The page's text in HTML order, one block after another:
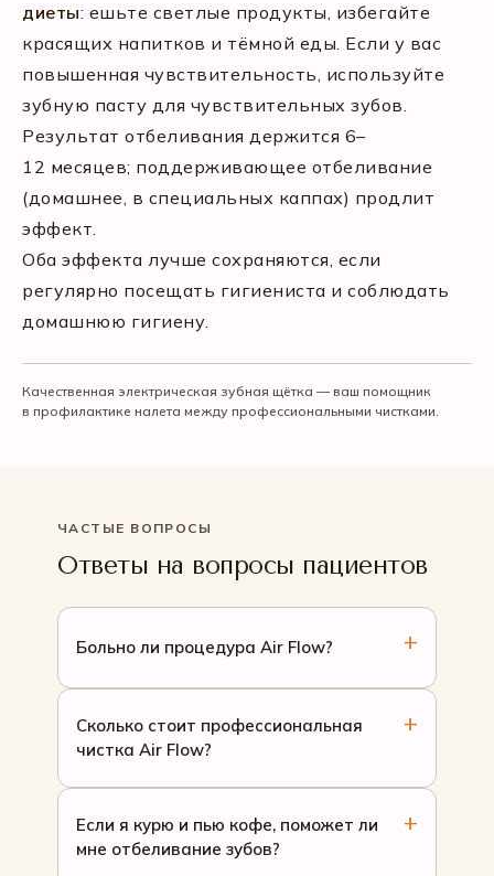
диеты: ешьте светлые продукты, избегайте
красящих напитков и тёмной еды. Если у вас
повышенная чувствительность, используйте
зубную пасту для чувствительных зубов.
Результат отбеливания держится 6–
12 месяцев; поддерживающее отбеливание
(домашнее, в специальных каппах) продлит
эффект.
Оба эффекта лучше сохраняются, если
регулярно посещать гигиениста и соблюдать
домашнюю гигиену.
Качественная электрическая зубная щётка — ваш помощник
в профилактике налета между профессиональными чистками.
ЧАСТЫЕ ВОПРОСЫ
Ответы на вопросы пациентов
Больно ли процедура Air Flow?
Сколько стоит профессиональная
чистка Air Flow?
Если я курю и пью кофе, поможет ли
мне отбеливание зубов?